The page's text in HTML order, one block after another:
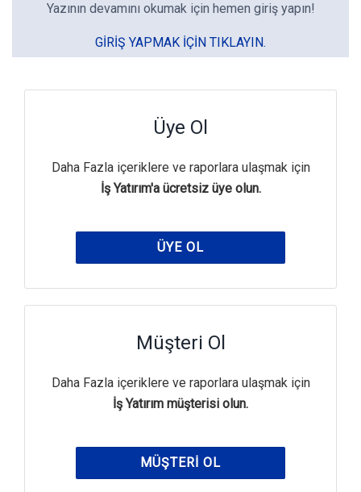
Yazının devamını okumak için hemen giriş yapın!
GIRIŞ YAPMAK IÇIN TIKLAYIN.
Üye Ol
Daha Fazla içeriklere ve raporlara ulaşmak için
İş Yatırım'a ücretsiz üye olun.
ÜYE OL
Müşteri Ol
Daha Fazla içeriklere ve raporlara ulaşmak için
İş Yatırım müşterisi olun.
MÜŞTERI OL